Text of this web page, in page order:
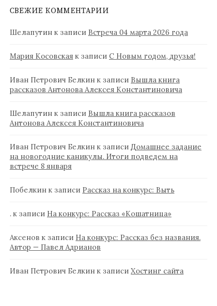
СВЕЖИЕ КОММЕНТАРИИ
Шелапутин к записи Встреча 04 марта 2026 года
Мария Косовская к записи С Новым годом, друзья!
Иван Петрович Белкин к записи Вышла книга
рассказов Антонова Алексея Константиновича
Шелапутин к записи Вышла книга рассказов
Антонова Алексея Константиновича
Иван Петрович Белкин к записи Домашнее задание
на новогодние каникулы. Итоги подведем на
встрече 8 января
Побелкин к записи Рассказ на конкурс: Выть
. к записи На конкурс: Рассказ «Кошатница»
Аксенов к записи На конкурс: Рассказ без названия.
Автор — Павел Адрианов
Иван Петрович Белкин к записи Хостинг сайта